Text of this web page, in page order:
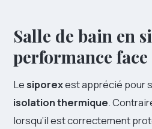
Salle de bain en
performance
Lesiporexest apprécié pour
isolation thermique.
lorsqu’il est correctement